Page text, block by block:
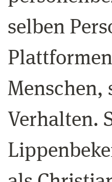
selben
Menschen,
Verhalten.